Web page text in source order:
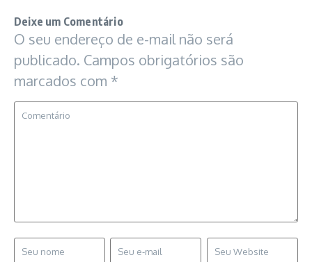
Deixe um Comentário
O seu endereço de e-mail não será
publicado. Campos obrigatórios são
marcados com *